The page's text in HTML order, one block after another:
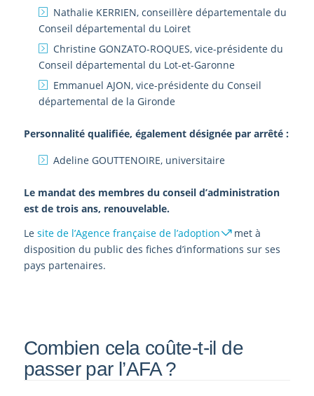
Nathalie KERRIEN, conseillère départementale du
Conseil départemental du Loiret
Christine GONZATO-ROQUES, vice-présidente du
Conseil départemental du Lot-et-Garonne
Emmanuel AJON, vice-présidente du Conseil
départemental de la Gironde
Personnalité qualifiée, également désignée par arrêté :
Adeline GOUTTENOIRE, universitaire
Le mandat des membres du conseil d’administration
est de trois ans, renouvelable.
Le site de l’Agence française de l’adoption
met à
disposition du public des fiches d’informations sur ses
pays partenaires.
Combien cela coûte-t-il de
passer par l’AFA ?